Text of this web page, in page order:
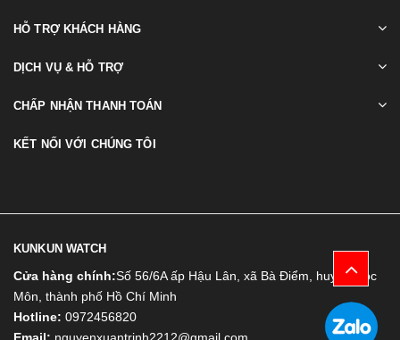
HỖ TRỢ KHÁCH HÀNG
DỊCH VỤ & HỖ TRỢ
CHẤP NHẬN THANH TOÁN
KẾT NỐI VỚI CHÚNG TÔI
KUNKUN WATCH
Cửa hàng chính:Số 56/6A ấp Hậu Lân, xã Bà Điểm, huyện Hóc
Môn, thành phố Hồ Chí Minh
Hotline: 0972456820